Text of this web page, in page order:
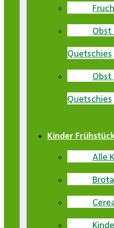
Obst
Quetschies
Obst
Quetschies
Kinder
Alle